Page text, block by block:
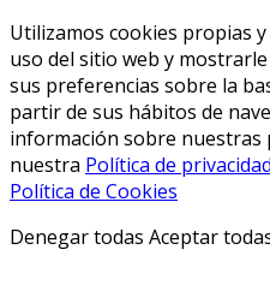
Utilizamos cookies propias
uso del sitio web y
sus preferencias sobre la
partir de sus hábitos de
información sobre nuestras
nuestra Política de
Política de Cookies
Denegar todas Aceptar